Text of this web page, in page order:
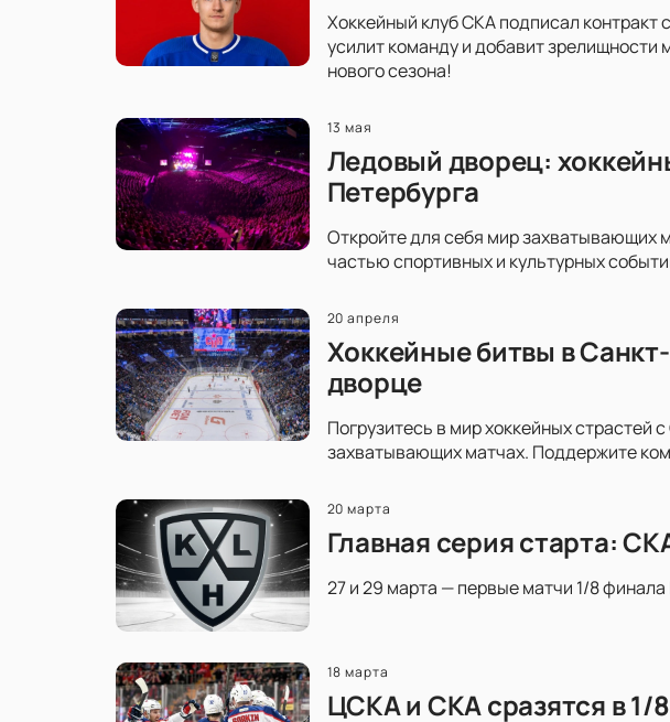
Хоккейный клуб СКА подписал
усилит команду и добавит
нового сезона!
13 мая
Ледовый дворец:
Петербурга
Откройте для себя мир захватывающих
частью спортивных и культурных
20 апреля
Хоккейные битвы в
дворце
Погрузитесь в мир хоккейных
захватывающих матчах. Поддержите
20 марта
Главная серия старта:
27 и 29 марта — первые матчи 1/8
18 марта
ЦСКА и СКА сразятся в